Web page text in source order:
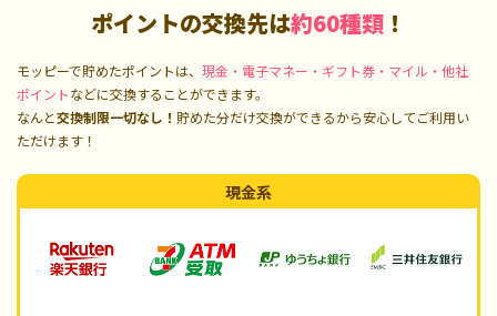
ポイントの交換先は約60種類 ！
モッピーで貯めたポイントは、 現金・電子マネー・ギフト券・マイル・他社
ポイントなどに交換することができます。
なんと交換制限一切なし！ 貯めた分だけ交換ができるから安心してご利用い
ただけます！
現金系